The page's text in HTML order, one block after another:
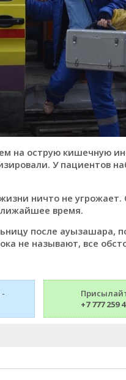
на острую кишечную
У пациентов
ничто не
время.
после ауызашара,
не называют, все
+7 777 259